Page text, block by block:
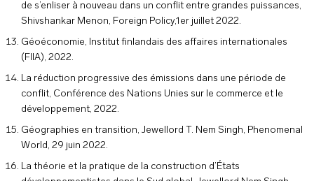
de s’enliser à nouveau dans un conflit entre grandes puissances,
Shivshankar Menon, Foreign Policy,1er juillet 2022.
Géoéconomie, Institut finlandais des affaires internationales
(FIIA), 2022.
La réduction progressive des émissions dans une période de
conflit, Conférence des Nations Unies sur le commerce et le
développement, 2022.
Géographies en transition, Jewellord T. Nem Singh, Phenomenal
World, 29 juin 2022.
La théorie et la pratique de la construction d’États